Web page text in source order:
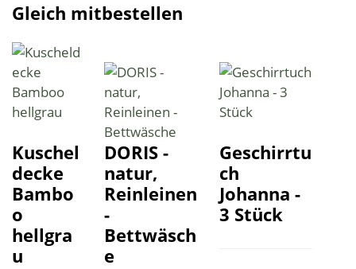
Gleich mitbestellen
Kuschel
decke
Bambo
o
hellgra
u
DORIS -
natur,
Reinleinen
-
Bettwäsch
e
Geschirrtu
ch
Johanna -
3 Stück